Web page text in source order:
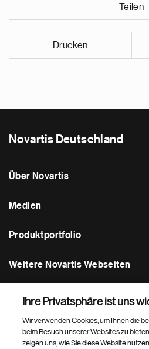
Teilen
Drucken
Novartis Deutschland
Über Novartis
Medien
Produktportfolio
Weitere Novartis Webseiten
Footer Site Search
Ihre Privatsphäre ist uns
Wir verwenden Cookies, um Ihnen die
beim Besuch unserer Websites zu
zeigen uns, wie Sie diese Website